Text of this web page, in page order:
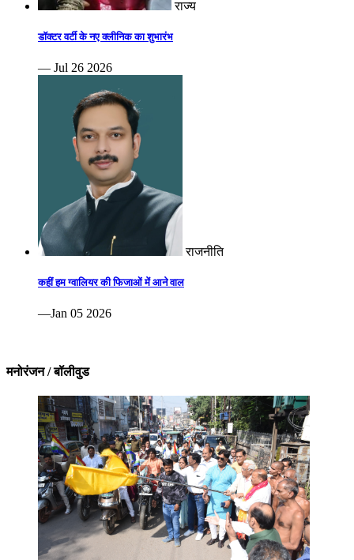
राज्य
डॉक्टर वर्टी के नए क्लीनिक का शुभारंभ
— Jul 26 2026
राजनीति
कहीं हम ग्वालियर की फिजाओं में आने वाल
—Jan 05 2026
मनोरंजन / बॉलीवुड